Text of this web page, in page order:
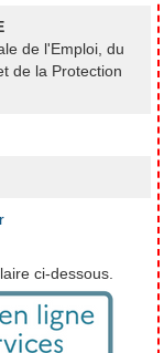
de l'Emploi, du
de la Protection
ci-dessous.